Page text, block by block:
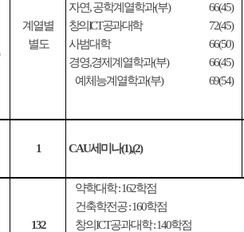
계열별
별도
자연,공학계열학과(부)
창의ICT공과대학
사범대학
경영,경제계열학과(부)
예체능계열학과(부)
66(45)
72(45)
66(50)
66(45)
69(54)
1 CAU세미나(1),(2)
132
약학대학: 162학점
건축학전공: 160학점
창의ICT공과대학: 140학점